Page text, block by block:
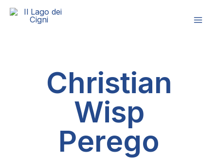
Vai
Christian
Wisp
Perego